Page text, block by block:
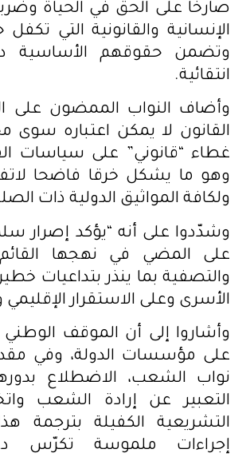
صارخا على الحق في الحياة
الإنسانية والقانونية التي
وتضمن حقوقهم الأساسية
انتقائية.
وأضاف النواب الممضون على
القانون لا يمكن اعتباره سوى
غطاء “قانوني” على سياسات
وهو ما يشكل خرقا فاضحا
ولكافة المواثيق الدولية ذات
وشدّدوا على أنه “يؤكد إصرار
على المضي في نهجها
والتصفية بما ينذر بتداعيات
الأسرى وعلى الاستقرار الإقليمي
وأشاروا إلى أن الموقف
على مؤسسات الدولة، وفي
نواب الشعب، الاضطلاع
التعبير عن إرادة الشعب
التشريعية الكفيلة بترجمة هذا
إجراءات ملموسة تكرّس